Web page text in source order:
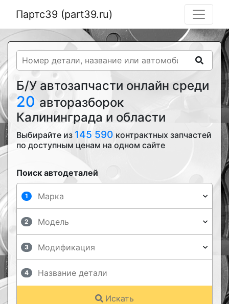
Партс39 (part39.ru)
Б/У автозапчасти онлайн среди
20 авторазборок
Калининграда и области
Выбирайте из 145 590 контрактных запчастей
по доступным ценам на одном сайте
Поиск автодеталей
1
2
3
4
Искать